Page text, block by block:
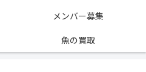
メンバー募集
魚の買取